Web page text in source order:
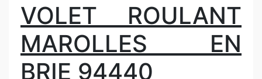
VOLET ROULANT
MAROLLES EN
BRIE 94440